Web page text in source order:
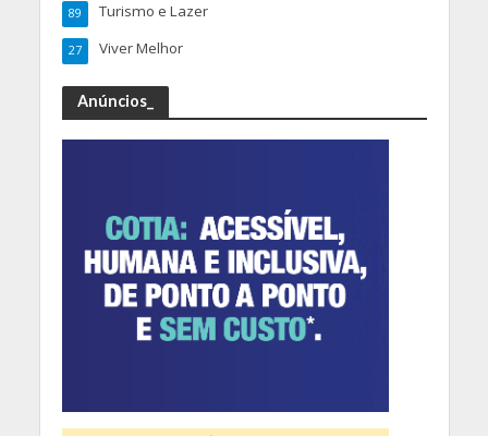
Turismo e Lazer
89
Viver Melhor
27
Anúncios_